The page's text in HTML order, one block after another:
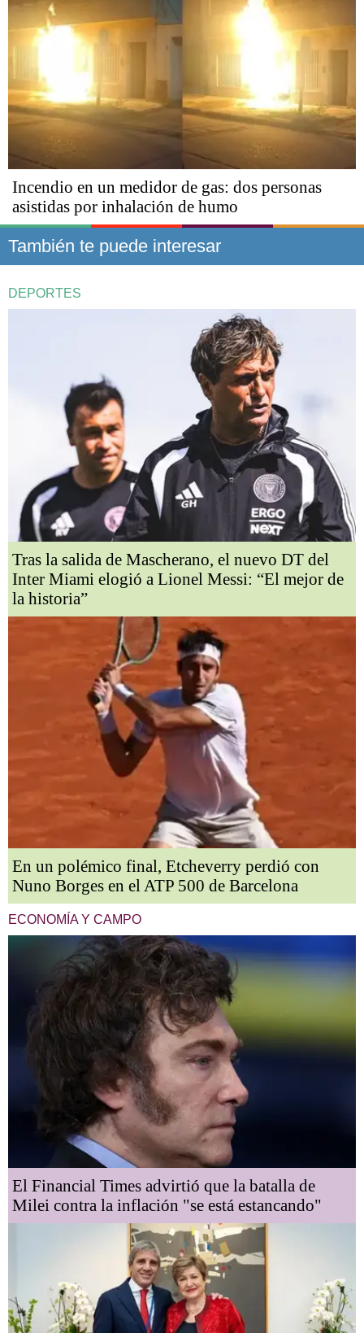
Incendio en un medidor de gas: dos personas
asistidas por inhalación de humo
También te puede interesar
DEPORTES
Tras la salida de Mascherano, el nuevo DT del
Inter Miami elogió a Lionel Messi: “El mejor de
la historia”
En un polémico final, Etcheverry perdió con
Nuno Borges en el ATP 500 de Barcelona
ECONOMÍA Y CAMPO
El Financial Times advirtió que la batalla de
Milei contra la inflación "se está estancando"